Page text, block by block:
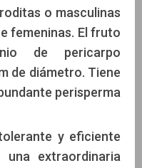
o masculinas
femeninas. El fruto
de pericarpo
de diámetro. Tiene
perisperma
y eficiente
extraordinaria